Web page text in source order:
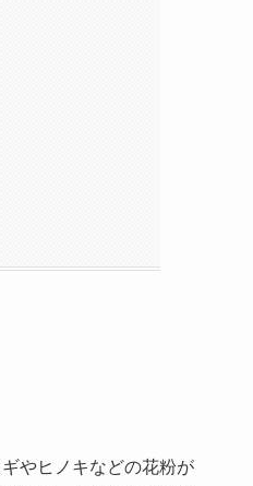
やヒノキなどの花粉が